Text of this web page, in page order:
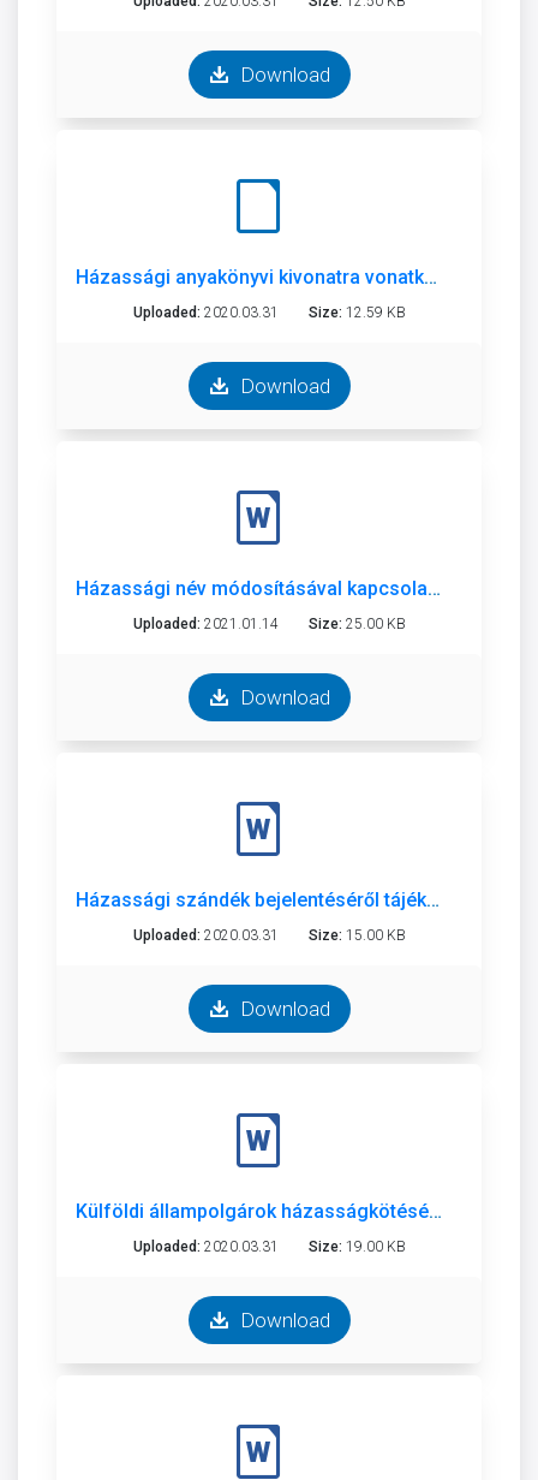
Download
Házassági anyakönyvi kivonatra vonatkozó kérelem
Uploaded: 2020.03.31 Size: 12.59 KB
Download
Házassági név módosításával kapcsolatos tájékoztató
Uploaded: 2021.01.14 Size: 25.00 KB
Download
Házassági szándék bejelentéséről tájékoztató
Uploaded: 2020.03.31 Size: 15.00 KB
Download
Külföldi állampolgárok házasságkötéséről tájékoztató
Uploaded: 2020.03.31 Size: 19.00 KB
Download